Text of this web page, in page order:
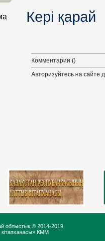
Кері қарай
Комментарии ()
Авторизуйтесь на сайте
облыстық © 2014-2019
КММ